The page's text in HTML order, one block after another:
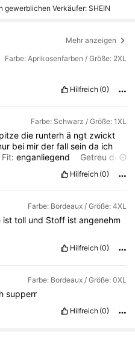
gewerblichen Verkäufer: SHEIN
Mehr anzeigen
Farbe: Aprikosenfarben / Größe: 2XL
Hilfreich (0)
Farbe: Schwarz / Größe: 1XL
die runterhä ngt zwickt
bei mirderfallseinda ich
Fit:enganliegend
Getreu den
Hilfreich (0)
Farbe: Bordeaux / Größe: 4XL
isttoll und Stoff istangenehm
Hilfreich (0)
Farbe: Bordeaux / Größe: 0XL
supperr
Hilfreich (0)